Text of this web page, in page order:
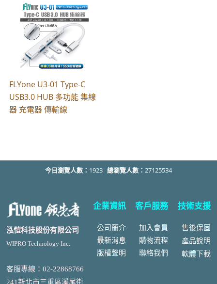
FLYone U3-01 Type-C
USB3.0 HUB 多功能 集線
器 充電器 傳輸線
今日瀏覽人數： 1923 總瀏覽人數： 27125534
泓愷科技股份有限公司
WIPRO Technology Inc.
客服專線：02-22868766
241新北市三重區溪尾街
企業資訊
公司簡介
最新消息
版權聲明
客戶服務
加入會員
購物流程
聯絡我們
技術支援
售後保固
產品說明
軟體下載